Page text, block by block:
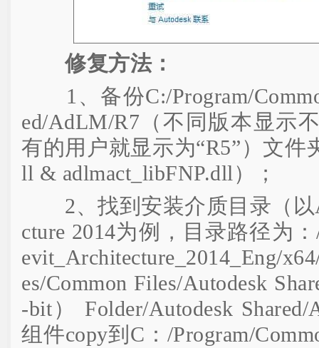
修复方法：
1、备份C:/Program/
ed/AdLM/R7（不同版本显示
有的用户就显示为“R5”）文件
ll & adlmact_libFNP.dll）；
2、找到安装介质目录（以
cture 2014为例，目录路径为
evit_Architecture_2014_Eng/
es/Common Files/Autodesk
-bit） Folder/Autodesk
组件copy到C：/Program/